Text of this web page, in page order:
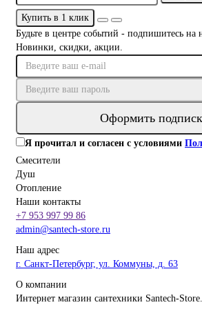
Купить в 1 клик
Будьте в центре событий - подпишитесь на
Новинки, скидки, акции.
Оформить
Я прочитал и согласен с условиями
Смесители
Душ
Отопление
Наши контакты
+7 953 997 99 86
admin@santech-store.ru
Наш адрес
г. Санкт-Петербург, ул. Коммуны, д. 63
О компании
Интернет магазин сантехники Santech-